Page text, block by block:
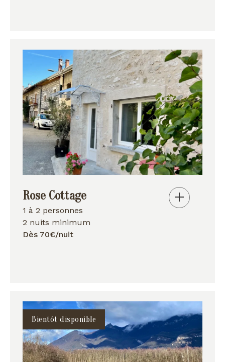
Rose Cottage
1 à 2 personnes
2 nuits minimum
Dès 70€/nuit
Bientôt disponible